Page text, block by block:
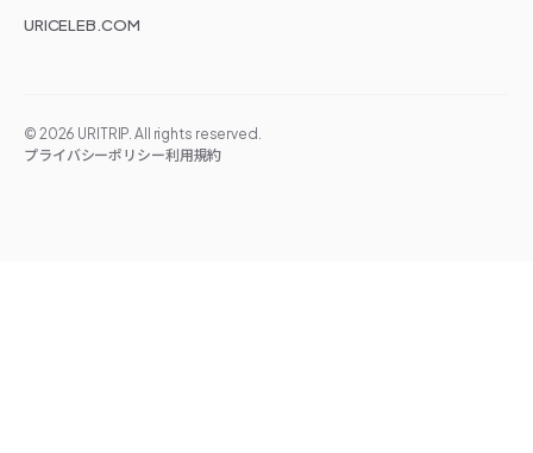
URICELEB.COM
© 2026 URITRIP. All rights reserved.
プライバシーポリシー利用規約